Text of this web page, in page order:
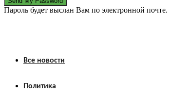
Пароль будет выслан Вам по электронной почте.
Все новости
Политика